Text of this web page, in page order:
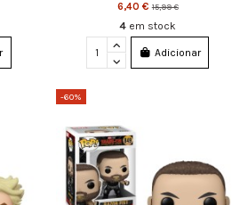
6,40 €15,99 €
4 em stock
Adicionar
-60%